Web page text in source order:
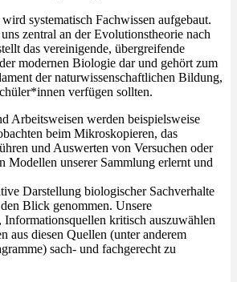
systematisch Fachwissen aufgebaut.
zentral an der Evolutionstheorie nach
das vereinigende, übergreifende
modernen Biologie dar und gehört zum
der naturwissenschaftlichen Bildung,
verfügen sollten.
Arbeitsweisen werden beispielsweise
beim Mikroskopieren, das
und Auswerten von Versuchen oder
Modellen unserer Sammlung erlernt und
Darstellung biologischer Sachverhalte
Blick genommen. Unsere
kritisch auszuwählen
aus diesen Quellen (unter anderem
sach- und fachgerecht zu